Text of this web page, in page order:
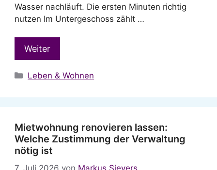
Wasser nachläuft. Die ersten Minuten richtig
nutzen Im Untergeschoss zählt …
Weiter
Kategorien
Leben & Wohnen
Mietwohnung renovieren lassen:
Welche Zustimmung der Verwaltung
nötig ist
7. Juli 2026 von Markus Sievers